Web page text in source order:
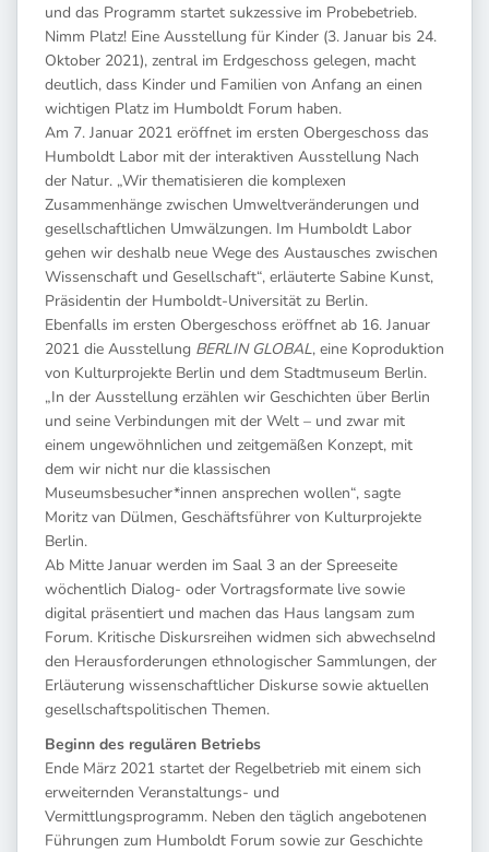
und das Programm startet sukzessive im Probebetrieb.
Nimm Platz! Eine Ausstellung für Kinder (3. Januar bis 24.
Oktober 2021), zentral im Erdgeschoss gelegen, macht
deutlich, dass Kinder und Familien von Anfang an einen
wichtigen Platz im Humboldt Forum haben.
Am 7. Januar 2021 eröffnet im ersten Obergeschoss das
Humboldt Labor mit der interaktiven Ausstellung Nach
der Natur. „Wir thematisieren die komplexen
Zusammenhänge zwischen Umweltveränderungen und
gesellschaftlichen Umwälzungen. Im Humboldt Labor
gehen wir deshalb neue Wege des Austausches zwischen
Wissenschaft und Gesellschaft“, erläuterte Sabine Kunst,
Präsidentin der Humboldt-Universität zu Berlin.
Ebenfalls im ersten Obergeschoss eröffnet ab 16. Januar
2021 die Ausstellung BERLIN GLOBAL, eine Koproduktion
von Kulturprojekte Berlin und dem Stadtmuseum Berlin.
„In der Ausstellung erzählen wir Geschichten über Berlin
und seine Verbindungen mit der Welt – und zwar mit
einem ungewöhnlichen und zeitgemäßen Konzept, mit
dem wir nicht nur die klassischen
Museumsbesucher*innen ansprechen wollen“, sagte
Moritz van Dülmen, Geschäftsführer von Kulturprojekte
Berlin.
Ab Mitte Januar werden im Saal 3 an der Spreeseite
wöchentlich Dialog- oder Vortragsformate live sowie
digital präsentiert und machen das Haus langsam zum
Forum. Kritische Diskursreihen widmen sich abwechselnd
den Herausforderungen ethnologischer Sammlungen, der
Erläuterung wissenschaftlicher Diskurse sowie aktuellen
gesellschaftspolitischen Themen.
Beginn des regulären Betriebs
Ende März 2021 startet der Regelbetrieb mit einem sich
erweiternden Veranstaltungs- und
Vermittlungsprogramm. Neben den täglich angebotenen
Führungen zum Humboldt Forum sowie zur Geschichte